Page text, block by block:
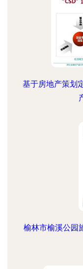
基于房地产策划
榆林市榆溪公园